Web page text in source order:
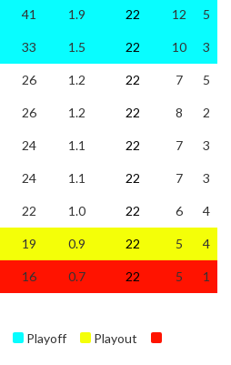
41 1.9 22 12 5
33 1.5 22 10 3
26 1.2 22 7 5
26 1.2 22 8 2
24 1.1 22 7 3
24 1.1 22 7 3
22 1.0 22 6 4
19 0.9 22 5 4
16 0.7 22 5 1
Playoff
Playout